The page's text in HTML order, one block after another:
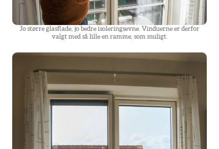
Jo større glasflade, jo bedre isoleringsevne. Vinduerne er derfor
valgt med så lille en ramme, som muligt.